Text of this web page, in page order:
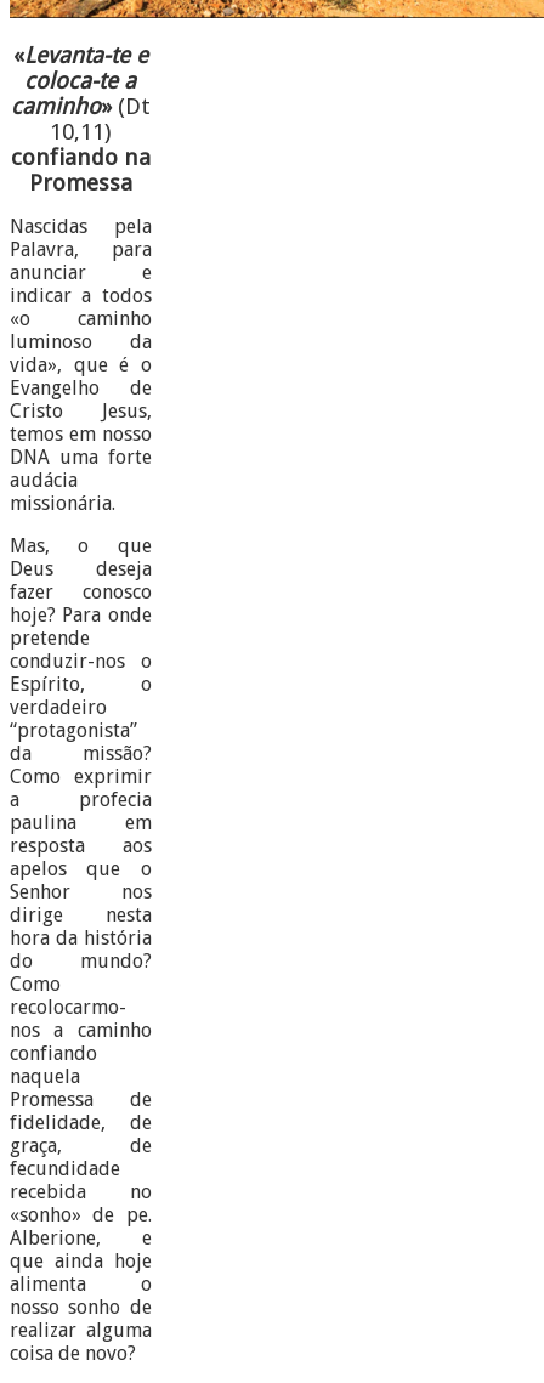
«Levanta-te e
coloca-te a
caminho»(Dt
10,11)
confiando na
Promessa
Nascidas pela
Palavra, para
anunciar e
indicar a todos
«o caminho
luminoso da
vida», que é o
Evangelho de
Cristo Jesus,
temos em nosso
DNA uma forte
audácia
missionária.
Mas, o que
Deus deseja
fazer conosco
hoje? Para onde
pretende
conduzir-nos o
Espírito, o
verdadeiro
“protagonista”
da missão?
Como exprimir
a profecia
paulina em
resposta aos
apelos que o
Senhor nos
dirige nesta
hora da história
do mundo?
Como
recolocarmo-
nos a caminho
confiando
naquela
Promessa de
fidelidade, de
graça, de
fecundidade
recebida no
«sonho» de pe.
Alberione, e
que ainda hoje
alimenta o
nosso sonho de
realizar alguma
coisa de novo?